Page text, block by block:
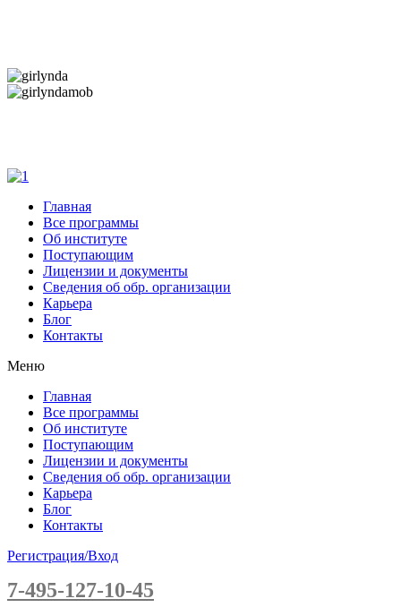
Главная
Все программы
Об институте
Поступающим
Лицензии и документы
Сведения об обр. организации
Карьера
Блог
Контакты
Меню
Главная
Все программы
Об институте
Поступающим
Лицензии и документы
Сведения об обр. организации
Карьера
Блог
Контакты
Регистрация/Вход
7-495-127-10-45